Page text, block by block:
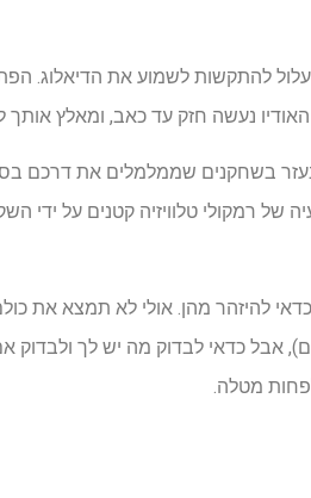
להתקשות לשמוע את הדיאלוג.
נעשה חזק עד כאב, ומאלץ אותך
בשחקנים שממלמלים את דרכם
של רמקולי טלוויזיה קטנים על
אבל כדאי לבדוק מה יש לך
מטלה.